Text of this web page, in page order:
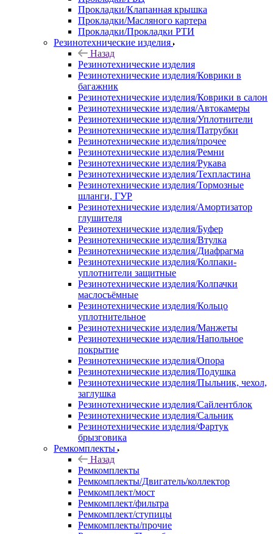
Прокладки/Клапанная крышка
Прокладки/Масляного картера
Прокладки/Прокладки РТИ
Резинотехнические изделия
Назад
Резинотехнические изделия
Резинотехнические изделия/Коврики в
багажник
Резинотехнические изделия/Коврики в салон
Резинотехнические изделия/Автокамеры
Резинотехнические изделия/Уплотнители
Резинотехнические изделия/Патрубки
Резинотехнические изделия/прочее
Резинотехнические изделия/Ремни
Резинотехнические изделия/Рукава
Резинотехнические изделия/Техпластина
Резинотехнические изделия/Тормозные
шланги, ГУР
Резинотехнические изделия/Амортизатор
глушителя
Резинотехнические изделия/Буфер
Резинотехнические изделия/Втулка
Резинотехнические изделия/Диафрагма
Резинотехнические изделия/Колпаки-
уплотнители защитные
Резинотехнические изделия/Колпачки
маслосъёмные
Резинотехнические изделия/Кольцо
уплотнительное
Резинотехнические изделия/Манжеты
Резинотехнические изделия/Напольное
покрытие
Резинотехнические изделия/Опора
Резинотехнические изделия/Подушка
Резинотехнические изделия/Пыльник, чехол,
заглушка
Резинотехнические изделия/Сайлентблок
Резинотехнические изделия/Сальник
Резинотехнические изделия/Фартук
брызговика
Ремкомплекты
Назад
Ремкомплекты
Ремкомплекты/Двигатель/коллектор
Ремкомплект/мост
Ремкомплект/фильтра
Ремкомплект/ступицы
Ремкомплекты/прочие